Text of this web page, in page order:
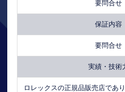
要問合せ
保証内容
要問合せ
実績・技術
ロレックスの正規品販売店であ